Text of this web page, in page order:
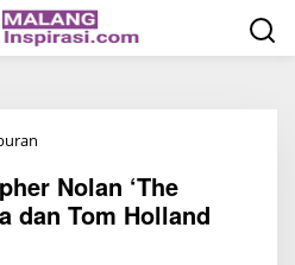
l
m
Nolan ‘The
dan Tom Holland